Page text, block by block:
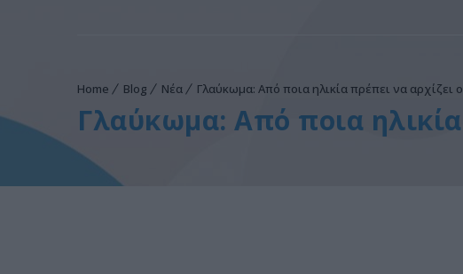
Home Blog Νέα Γλαύκωμα: Από ποια ηλικία πρέπει να αρχίζει
Γλαύκωμα: Από ποια